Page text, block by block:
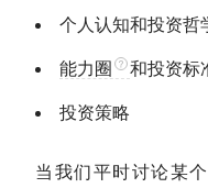
个人认知和投资哲
能力圈 和投资标
投资策略
当我们平时讨论某